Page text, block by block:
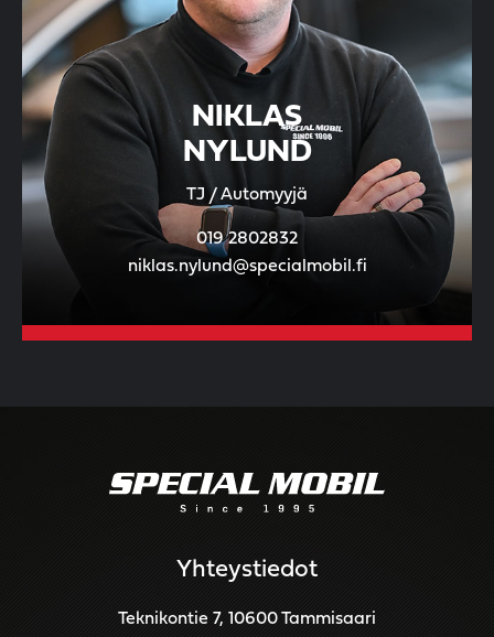
NIKLAS
NYLUND
TJ / Automyyjä
019 2802832
niklas.nylund@specialmobil.fi
Yhteystiedot
Teknikontie 7, 10600 Tammisaari